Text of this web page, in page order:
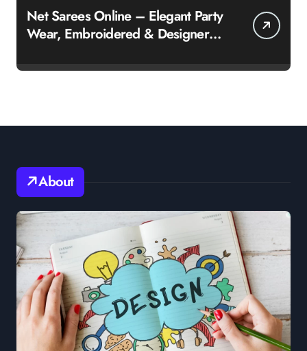
Net Sarees Online – Elegant Party
Wear, Embroidered & Designer
About